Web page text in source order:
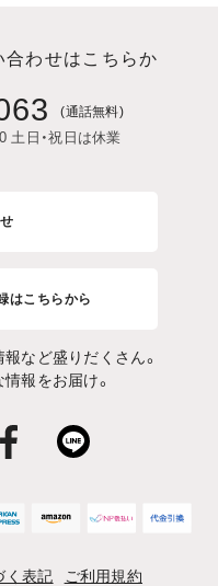
合わせはこちらか
(通話無料)
土日・祝日は休業
はこちらから
など盛りだくさん。
報をお届け。
く表記 ご利用規約